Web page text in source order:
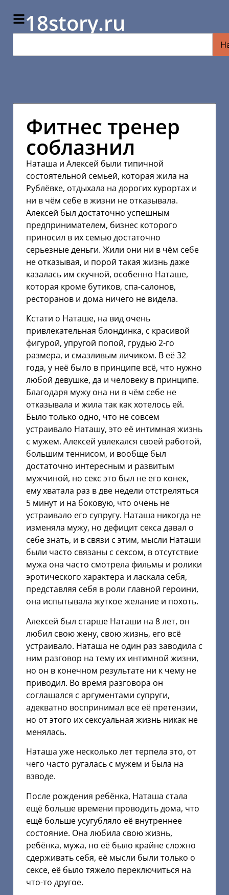
18story.ru
Фитнес тренер
соблазнил
Наташа и Алексей были типичной
состоятельной семьей, которая жила на
Рублёвке, отдыхала на дорогих курортах и
ни в чём себе в жизни не отказывала.
Алексей был достаточно успешным
предпринимателем, бизнес которого
приносил в их семью достаточно
серьезные деньги. Жили они ни в чём себе
не отказывая, и порой такая жизнь даже
казалась им скучной, особенно Наташе,
которая кроме бутиков, спа-салонов,
ресторанов и дома ничего не видела.
Кстати о Наташе, на вид очень
привлекательная блондинка, с красивой
фигурой, упругой попой, грудью 2-го
размера, и смазливым личиком. В её 32
года, у неё было в принципе всё, что нужно
любой девушке, да и человеку в принципе.
Благодаря мужу она ни в чём себе не
отказывала и жила так как хотелось ей.
Было только одно, что не совсем
устраивало Наташу, это её интимная жизнь
с мужем. Алексей увлекался своей работой,
большим теннисом, и вообще был
достаточно интересным и развитым
мужчиной, но секс это был не его конек,
ему хватала раз в две недели отстреляться
5 минут и на боковую, что очень не
устраивало его супругу. Наташа никогда не
изменяла мужу, но дефицит секса давал о
себе знать, и в связи с этим, мысли Наташи
были часто связаны с сексом, в отсутствие
мужа она часто смотрела фильмы и ролики
эротического характера и ласкала себя,
представляя себя в роли главной героини,
она испытывала жуткое желание и похоть.
Алексей был старше Наташи на 8 лет, он
любил свою жену, свою жизнь, его всё
устраивало. Наташа не один раз заводила с
ним разговор на тему их интимной жизни,
но он в конечном результате ни к чему не
приводил. Во время разговора он
соглашался с аргументами супруги,
адекватно воспринимал все её претензии,
но от этого их сексуальная жизнь никак не
менялась.
Наташа уже несколько лет терпела это, от
чего часто ругалась с мужем и была на
взводе.
После рождения ребёнка, Наташа стала
ещё больше времени проводить дома, что
ещё больше усугубляло её внутреннее
состояние. Она любила свою жизнь,
ребёнка, мужа, но её было крайне сложно
сдерживать себя, её мысли были только о
сексе, её было тяжело переключиться на
что-то другое.